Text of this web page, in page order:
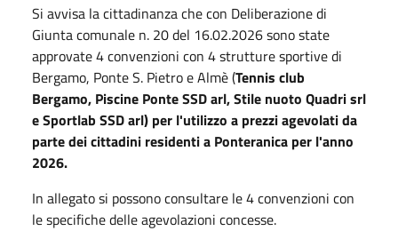
Si avvisa la cittadinanza che con Deliberazione di
Giunta comunale n. 20 del 16.02.2026 sono state
approvate 4 convenzioni con 4 strutture sportive di
Bergamo, Ponte S. Pietro e Almè (Tennis club
Bergamo, Piscine Ponte SSD arl, Stile nuoto Quadri srl
e Sportlab SSD arl) per l'utilizzo a prezzi agevolati da
parte dei cittadini residenti a Ponteranica per l'anno
2026.
In allegato si possono consultare le 4 convenzioni con
le specifiche delle agevolazioni concesse.